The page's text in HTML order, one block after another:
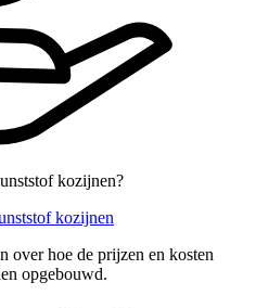
kozijnen?
kozijnen
over hoe de prijzen en kosten
opgebouwd.